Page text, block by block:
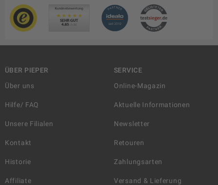
ÜBER PIEPER
Über uns
Hilfe/ FAQ
Unsere Filialen
Kontakt
Historie
Affiliate
SERVICE
Online-Magazin
Aktuelle Informationen
Newsletter
Retouren
Zahlungsarten
Versand & Lieferung